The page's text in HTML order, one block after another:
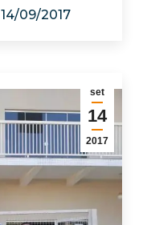
14/09/2017
set
14
2017